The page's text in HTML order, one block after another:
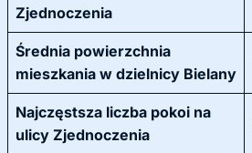
Zjednoczenia
Średnia powierzchnia
mieszkania w dzielnicy Bielany
Najczęstsza liczba pokoi na
ulicy Zjednoczenia